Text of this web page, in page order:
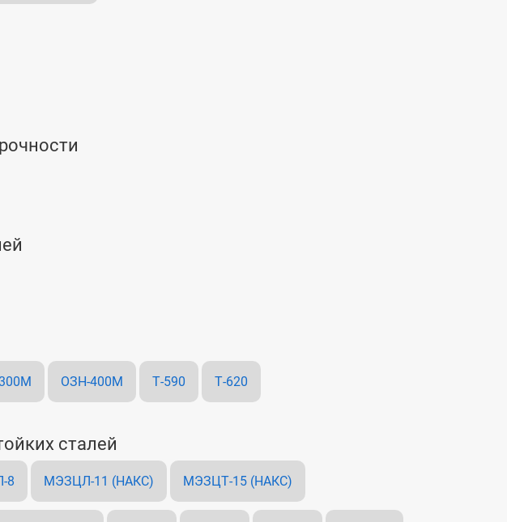
ОЗН-400М Т-590 Т-620
сталей
8 МЭЗЦЛ-11 (НАКС) МЭЗЦТ-15 (НАКС)